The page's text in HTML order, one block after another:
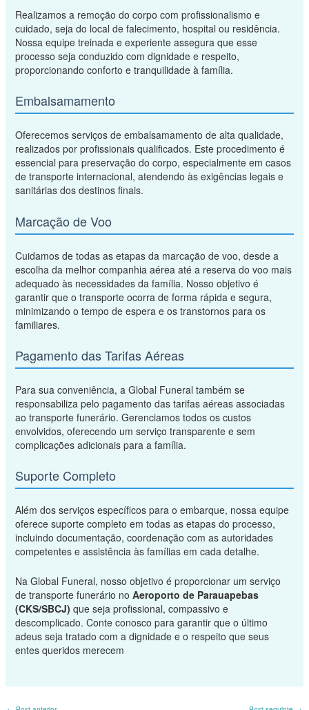
Realizamos a remoção do corpo com profissionalismo e
cuidado, seja do local de falecimento, hospital ou residência.
Nossa equipe treinada e experiente assegura que esse
processo seja conduzido com dignidade e respeito,
proporcionando conforto e tranquilidade à família.
Embalsamamento
Oferecemos serviços de embalsamamento de alta qualidade,
realizados por profissionais qualificados. Este procedimento é
essencial para preservação do corpo, especialmente em casos
de transporte internacional, atendendo às exigências legais e
sanitárias dos destinos finais.
Marcação de Voo
Cuidamos de todas as etapas da marcação de voo, desde a
escolha da melhor companhia aérea até a reserva do voo mais
adequado às necessidades da família. Nosso objetivo é
garantir que o transporte ocorra de forma rápida e segura,
minimizando o tempo de espera e os transtornos para os
familiares.
Pagamento das Tarifas Aéreas
Para sua conveniência, a Global Funeral também se
responsabiliza pelo pagamento das tarifas aéreas associadas
ao transporte funerário. Gerenciamos todos os custos
envolvidos, oferecendo um serviço transparente e sem
complicações adicionais para a família.
Suporte Completo
Além dos serviços específicos para o embarque, nossa equipe
oferece suporte completo em todas as etapas do processo,
incluindo documentação, coordenação com as autoridades
competentes e assistência às famílias em cada detalhe.
Na Global Funeral, nosso objetivo é proporcionar um serviço
de transporte funerário no Aeroporto de Parauapebas
(CKS/SBCJ) que seja profissional, compassivo e
descomplicado. Conte conosco para garantir que o último
adeus seja tratado com a dignidade e o respeito que seus
entes queridos merecem